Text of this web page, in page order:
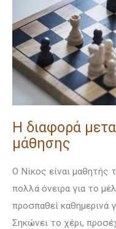
Η διαφορά
μάθησης
Ο Νίκος είναι μαθητής
πολλά όνειρα για το
προσπαθεί καθημερινά
Σηκώνει το χέρι,
και
μάθησης